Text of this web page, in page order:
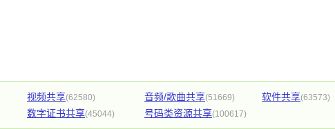
视频共享(62580) 音频/歌曲共享(51669) 软件共享(63573)
数字证书共享(45044) 号码类资源共享(100617)